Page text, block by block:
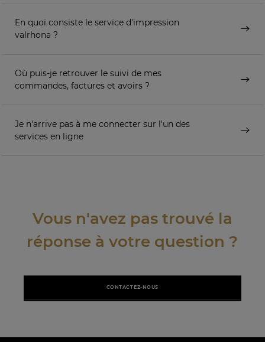
En quoi consiste le service d'impression
valrhona ?
Où puis-je retrouver le suivi de mes
commandes, factures et avoirs ?
Je n'arrive pas à me connecter sur l'un des
services en ligne
Vous n'avez pas trouvé la
réponse à votre question ?
CONTACTEZ-NOUS